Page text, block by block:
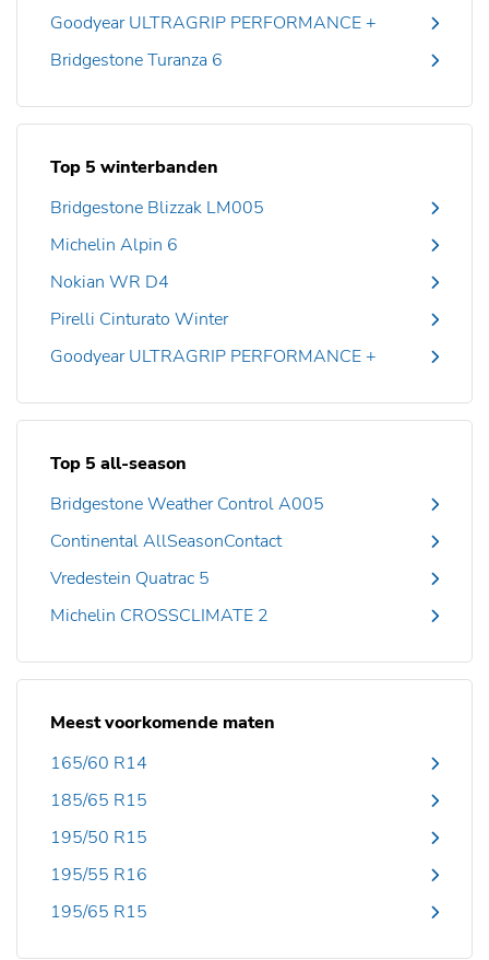
Goodyear ULTRAGRIP PERFORMANCE +
Bridgestone Turanza 6
Top 5 winterbanden
Bridgestone Blizzak LM005
Michelin Alpin 6
Nokian WR D4
Pirelli Cinturato Winter
Goodyear ULTRAGRIP PERFORMANCE +
Top 5 all-season
Bridgestone Weather Control A005
Continental AllSeasonContact
Vredestein Quatrac 5
Michelin CROSSCLIMATE 2
Meest voorkomende maten
165/60 R14
185/65 R15
195/50 R15
195/55 R16
195/65 R15